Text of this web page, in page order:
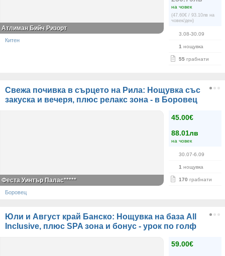
на човек
(47.60€ / 93.10лв на
човек/ден)
3.08-30.09
1 нощувка
55 грабнати
Атлиман Бийч Ризорт
Китен
Свежа почивка в сърцето на Рила: Нощувка със
закуска и вечеря, плюс релакс зона - в Боровец
45.00€
88.01лв
на човек
30.07-6.09
1 нощувка
170 грабнати
Феста Уинтър Палас*****
Боровец
Юли и Август край Банско: Нощувка на база All
Inclusive, плюс SPA зона и бонус - урок по голф
59.00€